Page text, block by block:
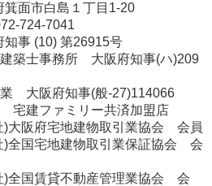
箕面市白島１丁目1-20
724-7041
知事 (10) 第26915号
築士事務所 大阪府知事(ハ)209
大阪府知事(般‐27)114066
宅建ファミリー共済加盟店
)大阪府宅地建物取引業協会 会員
)全国宅地建物取引業保証協会 会
)全国賃貸不動産管理業協会 会